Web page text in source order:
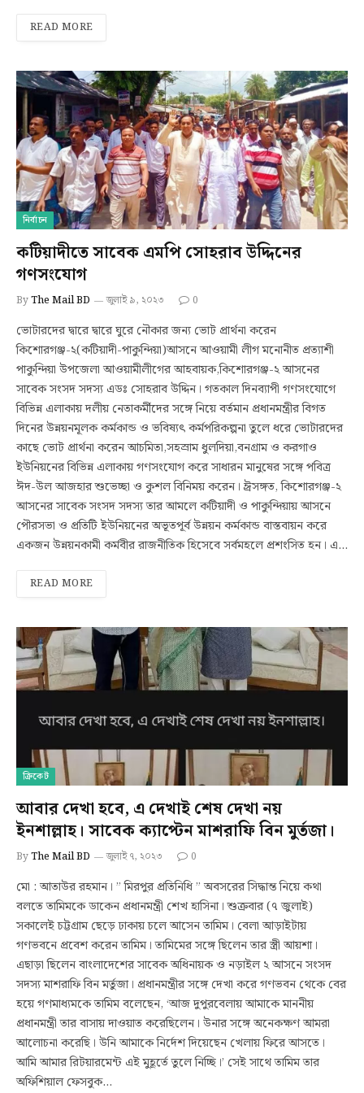
READ MORE
নির্বাচন
কটিয়াদীতে সাবেক এমপি সোহরাব উদ্দিনের
গণসংযোগ
ByThe Mail BD জুলাই ৯, ২০২৩ 0
ভোটারদের দ্বারে দ্বারে ঘুরে নৌকার জন্য ভোট প্রার্থনা করেন
কিশোরগঞ্জ-২(কটিয়াদী-পাকুন্দিয়া)আসনে আওয়ামী লীগ মনোনীত প্রত্যাশী
পাকুন্দিয়া উপজেলা আওয়ামীলীগের আহবায়ক,কিশোরগঞ্জ-২ আসনের
সাবেক সংসদ সদস্য এডঃ সোহরাব উদ্দিন। গতকাল দিনব্যাপী গণসংযোগে
বিভিন্ন এলাকায় দলীয় নেতাকর্মীদের সঙ্গে নিয়ে বর্তমান প্রধানমন্ত্রীর বিগত
দিনের উন্নয়নমূলক কর্মকান্ড ও ভবিষ্যৎ কর্মপরিকল্পনা তুলে ধরে ভোটারদের
কাছে ভোট প্রার্থনা করেন আচমিতা,সহস্রাম ধুলদিয়া,বনগ্রাম ও করগাও
ইউনিয়নের বিভিন্ন এলাকায় গণসংযোগ করে সাধারন মানুষের সঙ্গে পবিত্র
ঈদ-উল আজহার শুভেচ্ছা ও কুশল বিনিময় করেন। ঈ্রসঙ্গত, কিশোরগঞ্জ-২
আসনের সাবেক সংসদ সদস্য তার আমলে কটিয়াদী ও পাকুন্দিয়ায় আসনে
পৌরসভা ও প্রতিটি ইউনিয়নের অভূতপূর্ব উন্নয়ন কর্মকান্ড বাস্তবায়ন করে
একজন উন্নয়নকামী কর্মবীর রাজনীতিক হিসেবে সর্বমহলে প্রশংসিত হন। এ…
READ MORE
ক্রিকেট
আবার দেখা হবে, এ দেখাই শেষ দেখা নয়
ইনশাল্লাহ। সাবেক ক্যাপ্টেন মাশরাফি বিন মুর্তজা।
ByThe Mail BD জুলাই ৭, ২০২৩ 0
মো : আতাউর রহমান। ” মিরপুর প্রতিনিধি ” অবসরের সিদ্ধান্ত নিয়ে কথা
বলতে তামিমকে ডাকেন প্রধানমন্ত্রী শেখ হাসিনা। শুক্রবার (৭ জুলাই)
সকালেই চট্টগ্রাম ছেড়ে ঢাকায় চলে আসেন তামিম। বেলা আড়াইটায়
গণভবনে প্রবেশ করেন তামিম। তামিমের সঙ্গে ছিলেন তার স্ত্রী আয়শা।
এছাড়া ছিলেন বাংলাদেশের সাবেক অধিনায়ক ও নড়াইল ২ আসনে সংসদ
সদস্য মাশরাফি বিন মর্তুজা। প্রধানমন্ত্রীর সঙ্গে দেখা করে গণভবন থেকে বের
হয়ে গণমাধ্যমকে তামিম বলেছেন, ‘আজ দুপুরবেলায় আমাকে মাননীয়
প্রধানমন্ত্রী তার বাসায় দাওয়াত করেছিলেন। উনার সঙ্গে অনেকক্ষণ আমরা
আলোচনা করেছি। উনি আমাকে নির্দেশ দিয়েছেন খেলায় ফিরে আসতে।
আমি আমার রিটয়ারমেন্ট এই মুহূর্তে তুলে নিচ্ছি।’ সেই সাথে তামিম তার
অফিশিয়াল ফেসবুক…